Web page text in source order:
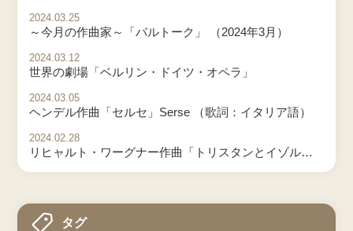
2024.03.25
～今月の作曲家～「バルトーク」 （2024年3月）
2024.03.12
世界の劇場「ベルリン・ドイツ・オペラ」
2024.03.05
ヘンデル作曲「セルセ」Serse （歌詞：イタリア語）
2024.02.28
リヒャルト・ワーグナー作曲「トリスタンとイゾルデ」 Tristan und Isolde Vol.3
タグ